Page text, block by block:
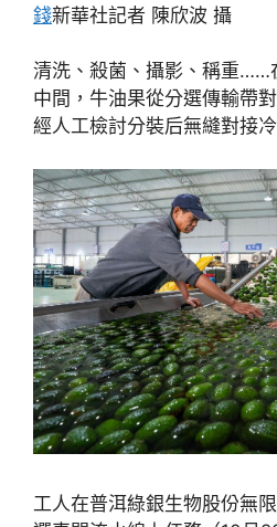
錢新華社記者 陳欣波 攝
清洗、殺菌、攝影、稱重……
中間，牛油果從分選傳輸帶
經人工檢討分裝后無縫對接
工人在普洱綠銀生物股份無